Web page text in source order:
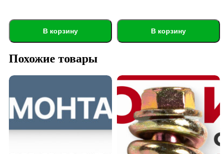
В корзину В корзину
Похожие товары